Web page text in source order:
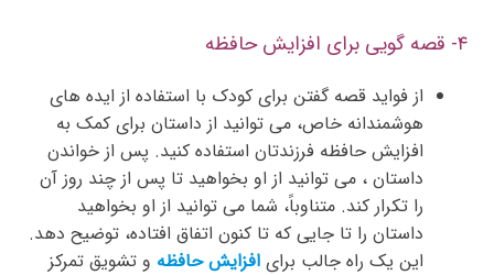
۴- قصه گویی برای افزایش حافظه
از فواید قصه گفتن برای کودک با استفاده از ایده های
هوشمندانه خاص، می توانید از داستان برای کمک به
افزایش حافظه فرزندتان استفاده کنید. پس از خواندن
داستان ، می توانید از او بخواهید تا پس از چند روز آن
را تکرار کند. متناوباً، شما می توانید از او بخواهید
داستان را تا جایی که تا کنون اتفاق افتاده، توضیح دهد.
این یک راه جالب برای افزایش حافظه و تشویق تمرکز